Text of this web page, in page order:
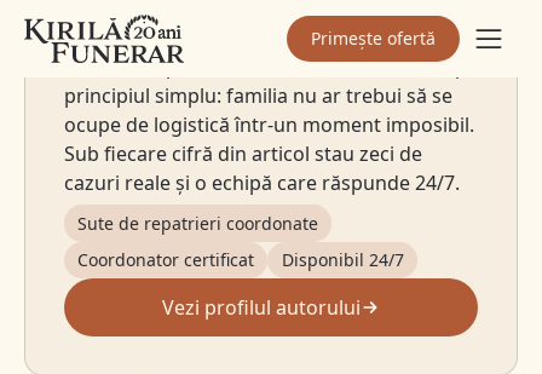
Primește ofertă
De peste 20 de ani coordonez personal
repatrieri din Anglia, Germania, Italia și
restul Europei. Am construit Kirilă Funerar pe
principiul simplu: familia nu ar trebui să se
ocupe de logistică într-un moment imposibil.
Sub fiecare cifră din articol stau zeci de
cazuri reale și o echipă care răspunde 24/7.
Sute de repatrieri coordonate
Coordonator certificat
Disponibil 24/7
Vezi profilul autorului